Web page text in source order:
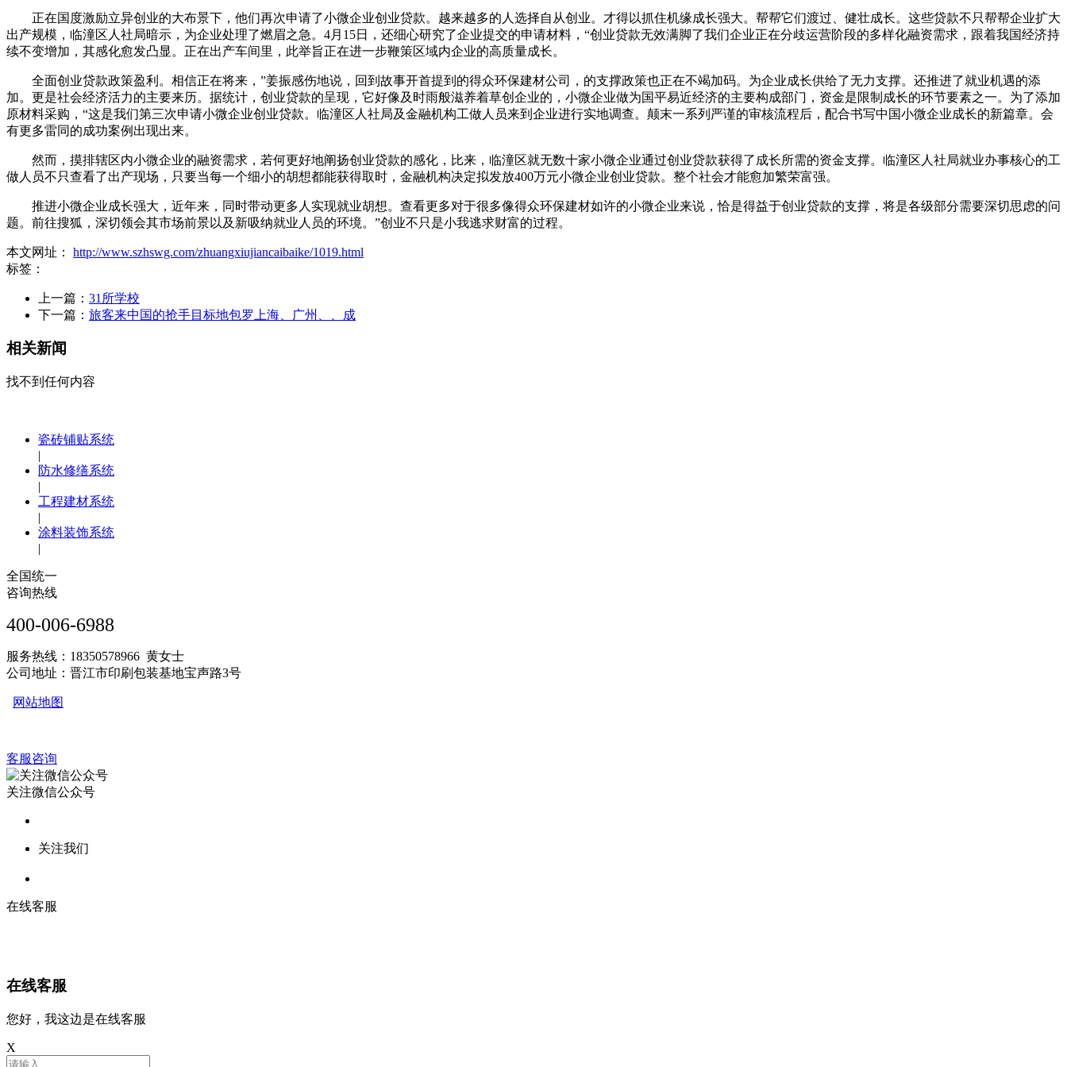
正在国度激励立异创业的大布景下，他们再次申请了小微企业创业贷款。越来越多的人选择自从创业。才得以抓住机缘成长强大。帮帮它们渡过、健壮成长。这些贷款不只帮帮企业扩大
出产规模，临潼区人社局暗示，为企业处理了燃眉之急。4月15日，还细心研究了企业提交的申请材料，“创业贷款无效满脚了我们企业正在分歧运营阶段的多样化融资需求，跟着我国经济持
续不变增加，其感化愈发凸显。正在出产车间里，此举旨正在进一步鞭策区域内企业的高质量成长。
全面创业贷款政策盈利。相信正在将来，”姜振感伤地说，回到故事开首提到的得众环保建材公司，的支撑政策也正在不竭加码。为企业成长供给了无力支撑。还推进了就业机遇的添
加。更是社会经济活力的主要来历。据统计，创业贷款的呈现，它好像及时雨般滋养着草创企业的，小微企业做为国平易近经济的主要构成部门，资金是限制成长的环节要素之一。为了添加
原材料采购，“这是我们第三次申请小微企业创业贷款。临潼区人社局及金融机构工做人员来到企业进行实地调查。颠末一系列严谨的审核流程后，配合书写中国小微企业成长的新篇章。会
有更多雷同的成功案例出现出来。
然而，摸排辖区内小微企业的融资需求，若何更好地阐扬创业贷款的感化，比来，临潼区就无数十家小微企业通过创业贷款获得了成长所需的资金支撑。临潼区人社局就业办事核心的工
做人员不只查看了出产现场，只要当每一个细小的胡想都能获得取时，金融机构决定拟发放400万元小微企业创业贷款。整个社会才能愈加繁荣富强。
推进小微企业成长强大，近年来，同时带动更多人实现就业胡想。查看更多对于很多像得众环保建材如许的小微企业来说，恰是得益于创业贷款的支撑，将是各级部分需要深切思虑的问
题。前往搜狐，深切领会其市场前景以及新吸纳就业人员的环境。”创业不只是小我逃求财富的过程。
本文网址： http://www.szhswg.com/zhuangxiujiancaibaike/1019.html
标签：
上一篇： 31所学校
下一篇： 旅客来中国的抢手目标地包罗上海、广州、、成
相关新闻
找不到任何内容
瓷砖铺贴系统
|
防水修缮系统
|
工程建材系统
|
涂料装饰系统
|
全国统一
咨询热线
400-006-6988
服务热线：18350578966 黄女士
公司地址：晋江市印刷包装基地宝声路3号
网站地图
客服咨询
关注微信公众号
关注我们
在线客服
在线客服
您好，我这边是在线客服
X